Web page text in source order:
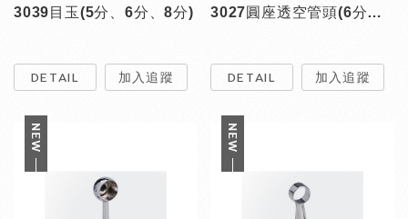
3039目玉(5分、6分、8分)
DETAIL 加入追蹤
3027圓座透空管頭(6分、8分)
DETAIL 加入追蹤